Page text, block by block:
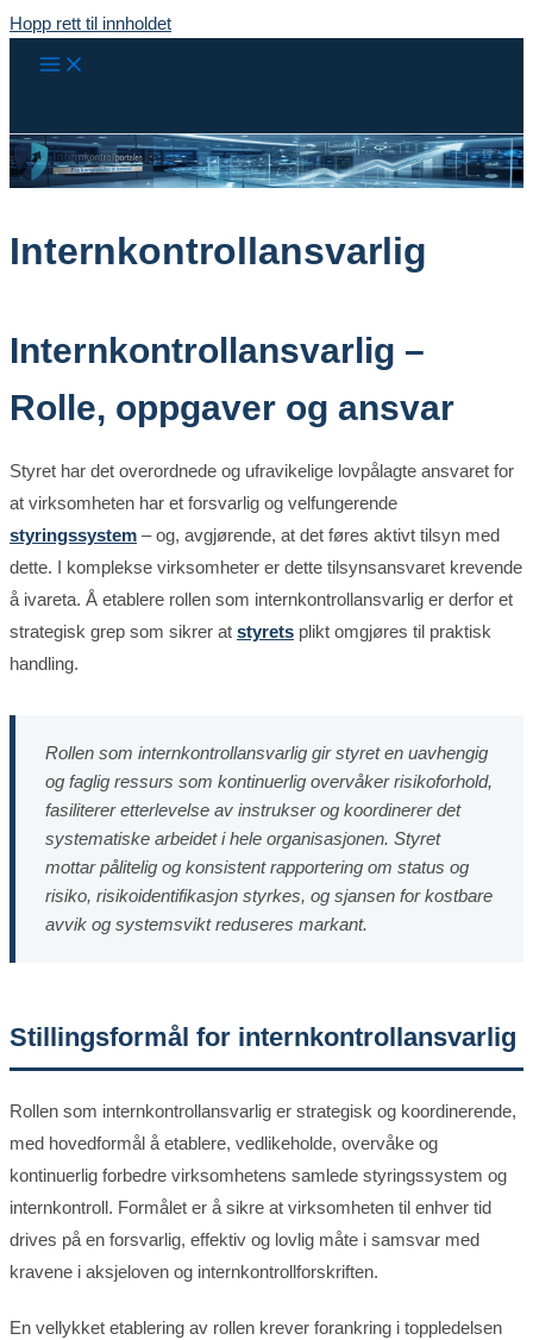
Hopp rett til innholdet
Internkontrollansvarlig
Internkontrollansvarlig –
Rolle, oppgaver og ansvar
Styret har det overordnede og ufravikelige lovpålagte ansvaret for
at virksomheten har et forsvarlig og velfungerende
styringssystem – og, avgjørende, at det føres aktivt tilsyn med
dette. I komplekse virksomheter er dette tilsynsansvaret krevende
å ivareta. Å etablere rollen som internkontrollansvarlig er derfor et
strategisk grep som sikrer at styrets plikt omgjøres til praktisk
handling.
Rollen som internkontrollansvarlig gir styret en uavhengig
og faglig ressurs som kontinuerlig overvåker risikoforhold,
fasiliterer etterlevelse av instrukser og koordinerer det
systematiske arbeidet i hele organisasjonen. Styret
mottar pålitelig og konsistent rapportering om status og
risiko, risikoidentifikasjon styrkes, og sjansen for kostbare
avvik og systemsvikt reduseres markant.
Stillingsformål for internkontrollansvarlig
Rollen som internkontrollansvarlig er strategisk og koordinerende,
med hovedformål å etablere, vedlikeholde, overvåke og
kontinuerlig forbedre virksomhetens samlede styringssystem og
internkontroll. Formålet er å sikre at virksomheten til enhver tid
drives på en forsvarlig, effektiv og lovlig måte i samsvar med
kravene i aksjeloven og internkontrollforskriften.
En vellykket etablering av rollen krever forankring i toppledelsen